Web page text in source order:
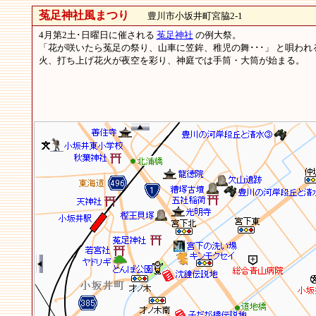
菟足神社風まつり
豊川市小坂井町宮脇2-1
4月第2土･日曜日に催される 菟足神社 の例大祭。
「花が咲いたら菟足の祭り、山車に笠鉾、稚児の舞･･･」 と唄わ
火、打ち上げ花火が夜空を彩り、神庭では手筒・大筒が始まる。